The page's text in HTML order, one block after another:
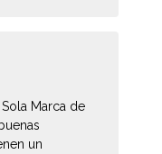
Marca de
un